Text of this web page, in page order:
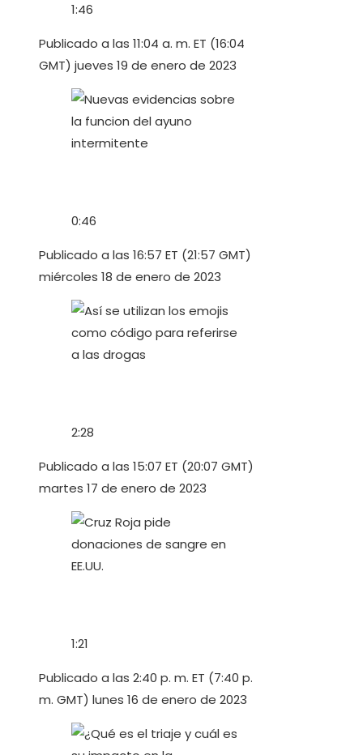
1:46
Publicado a las 11:04 a. m. ET (16:04
GMT) jueves 19 de enero de 2023
0:46
Publicado a las 16:57 ET (21:57 GMT)
miércoles 18 de enero de 2023
2:28
Publicado a las 15:07 ET (20:07 GMT)
martes 17 de enero de 2023
1:21
Publicado a las 2:40 p. m. ET (7:40 p.
m. GMT) lunes 16 de enero de 2023